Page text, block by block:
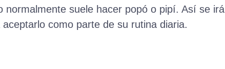
normalmente suele hacer popó o pipí. Así se irá
como parte de su rutina diaria.